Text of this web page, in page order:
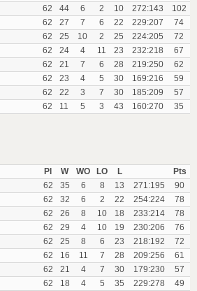
62 44 6 2 10 272:143
102
62 27 7 6 22 229:207
74
62 25 10 2 25 224:205
72
62 24 4 11 23 232:218
67
62 21 7 6 28 219:250
62
62 23 4 5 30 169:216
59
62 22 3 7 30 185:209
57
62 11 5 3 43 160:270 35
Pl
W WO LO L
Pts
62 35 6 8 13 271:195
90
62 32 6 2 22 254:224
78
62 26 8 10 18 233:214
78
62 29 4 10 19 230:206
76
62 25 8 6 23 218:192
72
62 16 11 7 28 209:256
61
62 21 4 7 30 179:230
57
62 18 4 5 35 229:278 49